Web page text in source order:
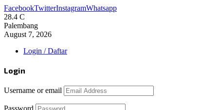
FacebookTwitterInstagramWhatsapp
28.4 C
Palembang
August 7, 2026
Login / Daftar
Login
Username or email
Password